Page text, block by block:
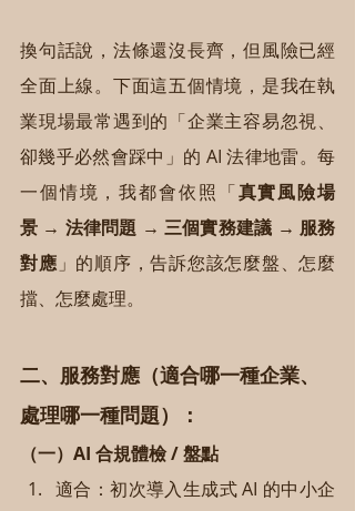
換句話說，法條還沒長齊，但風險已經
全面上線。下面這五個情境，是我在執
業現場最常遇到的「企業主容易忽視、
卻幾乎必然會踩中」的 AI 法律地雷。每
一個情境，我都會依照「真實風險場
景 → 法律問題 → 三個實務建議 → 服務
對應 」的順序，告訴您該怎麼盤、怎麼
擋、怎麼處理。
二、服務對應（適合哪一種企業、
處理哪一種問題）：
（一）AI 合規體檢 / 盤點
適合：初次導入生成式 AI 的中小企